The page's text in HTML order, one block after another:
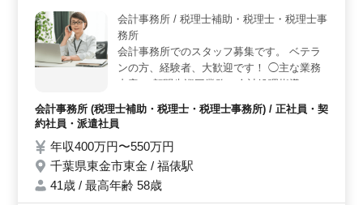
め、これまでの経験をさらに活かし、スキルアップやキ
ャリアアップを目指す方に最適な職場です。会計ソフト
はTKCや弥生会計を使用しており、最新のツールを活用
した業務が可能です。 ＜シニア層も活躍中の職場
＞ この事務所では、50代や60代のベテランスタッフが
方が歓迎されており、長年培ったノウハウを活かして、
即戦力としてご活躍いただける環境が整っています。年
収450万円〜700万円という高水準の報酬も魅力です。
会計事務所 / 税理士補助・税理士・税理士事
務所
会計事務所でのスタッフ募集です。 ベテラ
ンの方、経験者、大歓迎です！ ◯主な業務
内容 ・顧問先巡回業務（会計処理指導、会
各種税務申告書類の作成及び税務相談業務
・会社設立、事業承継等のサポート ・相続
対策～相続税申告業務 ・経営アドバイス ＊
50代活躍中 ＊残業少なめ ＊ベテラン経験者
大募集
会計事務所 (税理士補助・税理士・税理士事務所) / 正社員・契
約社員・派遣社員
年収400万円〜550万円
千葉県東金市東金 / 福俵駅
41歳 / 最高年齢 58歳